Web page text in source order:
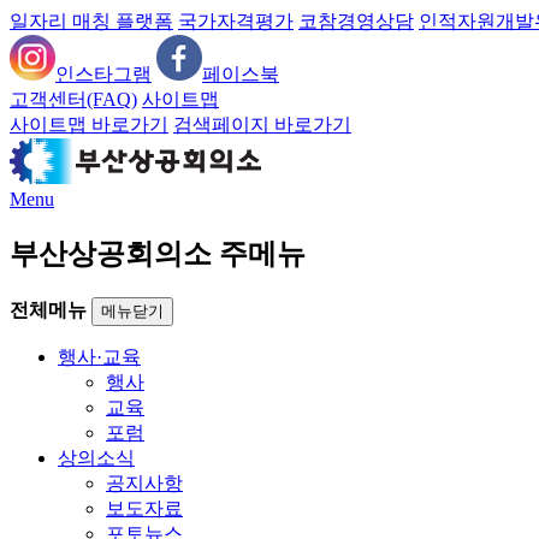
일자리 매칭 플랫폼 국가자격평가 코참경영상담 인적자원개발
인스타그램
페이스북
고객센터(FAQ) 사이트맵
사이트맵 바로가기
검색페이지 바로가기
Menu
부산상공회의소 주메뉴
전체메뉴 메뉴닫기
행사·교육
행사
교육
포럼
상의소식
공지사항
보도자료
포토뉴스